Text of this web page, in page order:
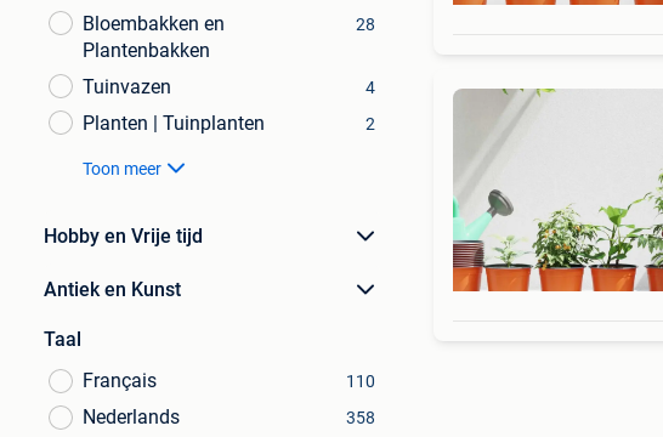
Bloembakken en
Plantenbakken
28
Tuinvazen 4
Planten | Tuinplanten 2
Toon meer
Hobby en Vrije tijd
Antiek en Kunst
Taal
Français
110
Nederlands 358